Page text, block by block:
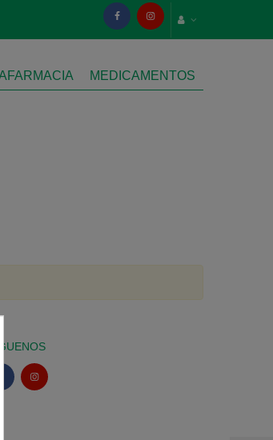
MEDICAMENTOS